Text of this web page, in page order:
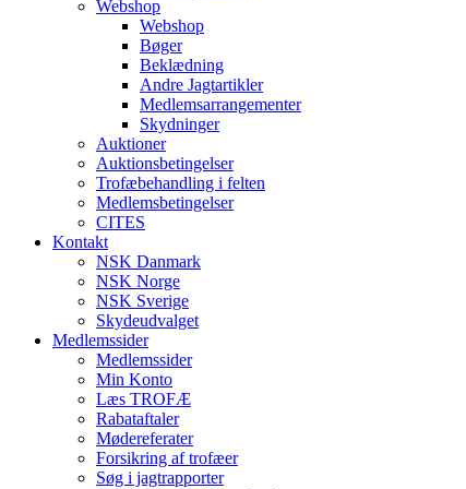
Webshop
Webshop
Bøger
Beklædning
Andre Jagtartikler
Medlemsarrangementer
Skydninger
Auktioner
Auktionsbetingelser
Trofæbehandling i felten
Medlemsbetingelser
CITES
Kontakt
NSK Danmark
NSK Norge
NSK Sverige
Skydeudvalget
Medlemssider
Medlemssider
Min Konto
Læs TROFÆ
Rabataftaler
Mødereferater
Forsikring af trofæer
Søg i jagtrapporter